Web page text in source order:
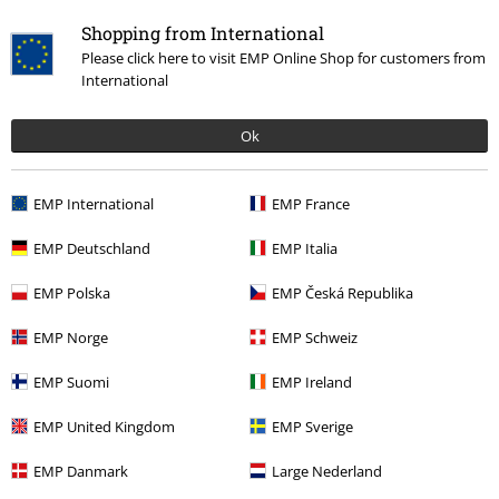
Shopping from International
Please click here to visit EMP Online Shop for customers from
International
Ok
EMP International EMP France
EMP Deutschland EMP Italia
EMP Polska EMP Česká Republika
EMP Norge EMP Schweiz
EMP Suomi EMP Ireland
EMP United Kingdom EMP Sverige
EMP Danmark Large Nederland
Životní styl Figurky Pop! Disney
Životní styl Figurky Funko Pop! NOVÉ
Životní styl Figurky Pop! Star Wars
Zábava
Filmy & seriály Funko Pop!